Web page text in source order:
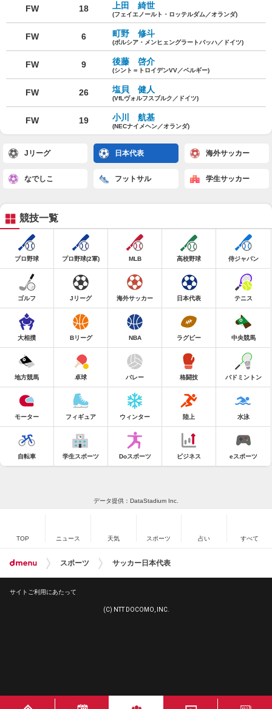
FW 18 上田 綺世
(フェイエノールト・ロッテルダム／オランダ)
FW 6 町野 修斗
(ボルシア・メンヒェングラートバッハ／ドイツ)
FW 9 後藤 啓介
(シント＝トロイデンVV／ベルギー)
FW 26 塩貝 健人
(VfLヴォルフスブルク／ドイツ)
FW 19 小川 航基
(NECナイメヘン／オランダ)
Jリーグ 日本代表 海外サッカー
なでしこ フットサル 学生サッカー
競技一覧
プロ野球 プロ野球(2軍) MLB 高校野球 侍ジャパン
ゴルフ Jリーグ 海外サッカー 日本代表 テニス
大相撲 Bリーグ NBA ラグビー 中央競馬
地方競馬 卓球 バレー 格闘技 バドミントン
モーター フィギュア ウィンター 陸上 水泳
自転車 学生スポーツ Doスポーツ ビジネス eスポーツ
データ提供：DataStadium Inc.
TOP ニュース 天気 スポーツ 占い すべて
スポーツ サッカー日本代表
サイトご利用にあたって
(C) NTT DOCOMO, INC.